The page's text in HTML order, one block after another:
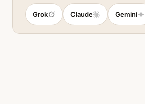
Gemini
Claude
Grok